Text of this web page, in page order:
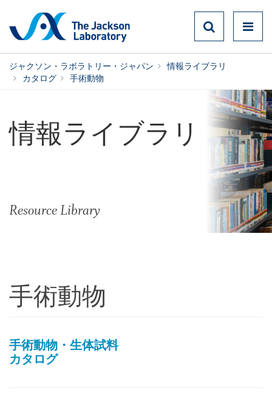
ジャクソン・ラボラトリー・ジャパン
情報ライブラリ
カタログ
手術動物
情報ライブラリ
Resource Library
手術動物
手術動物・生体試料
カタログ